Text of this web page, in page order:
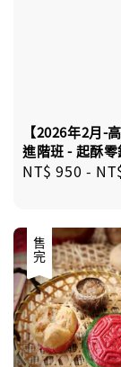
【2026年2月-
進階班 - 起酥
Regular
NT$ 950 -
售完